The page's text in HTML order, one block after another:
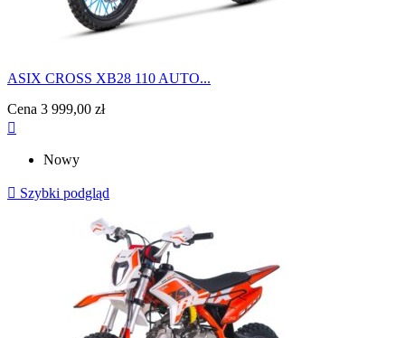
ASIX CROSS XB28 110 AUTO...
Cena 3 999,00 zł

Nowy
 Szybki podgląd